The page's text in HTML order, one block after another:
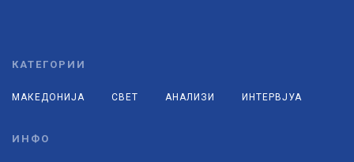
КАТЕГОРИИ
МАКЕДОНИЈА СВЕТ АНАЛИЗИ ИНТЕРВЈУА
ИНФО